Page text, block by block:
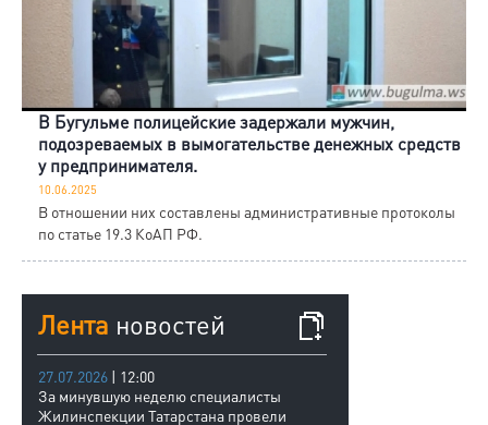
В Бугульме полицейские задержали мужчин,
подозреваемых в вымогательстве денежных средств
у предпринимателя.
10.06.2025
В отношении них составлены административные протоколы
по статье 19.3 КоАП РФ.
Лента новостей
27.07.2026 | 12:00
За минувшую неделю специалисты
Жилинспекции Татарстана провели